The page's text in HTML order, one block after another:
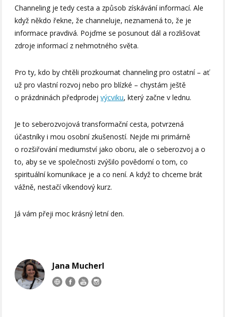
Channeling je tedy cesta a způsob získávání informací. Ale
když někdo řekne, že channeluje, neznamená to, že je
informace pravdivá. Pojďme se posunout dál a rozlišovat
zdroje informací z nehmotného světa.
Pro ty, kdo by chtěli prozkoumat channeling pro ostatní – ať
už pro vlastní rozvoj nebo pro blízké – chystám ještě
o prázdninách předprodejvýcviku, který začne v lednu.
Je to seberozvojová transformační cesta, potvrzená
účastníky i mou osobní zkušeností. Nejde mi primárně
o rozšiřování mediumství jako oboru, ale o seberozvoj a o
to, aby se ve společnosti zvýšilo povědomí o tom, co
spirituální komunikace je a co není. A když to chceme brát
vážně, nestačí víkendový kurz.
Já vám přeji moc krásný letní den.
Jana Mucherl